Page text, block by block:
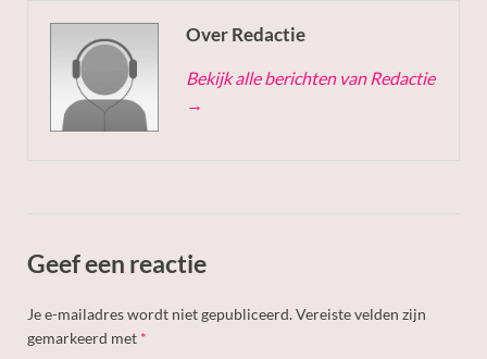
Over Redactie
Bekijk alle berichten van Redactie
→
Geef een reactie
Je e-mailadres wordt niet gepubliceerd.Vereiste velden zijn
gemarkeerd met *